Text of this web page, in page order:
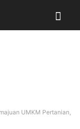
UMKM Pertanian,